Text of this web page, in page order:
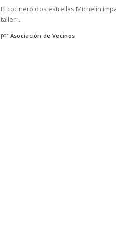
El cocinero dos estrellas Michelín
taller ...
Posted
por Asociación de Vecinos